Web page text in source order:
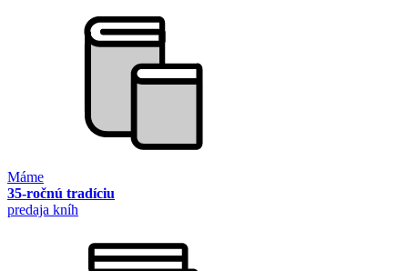
Máme
35-ročnú tradíciu
predaja kníh